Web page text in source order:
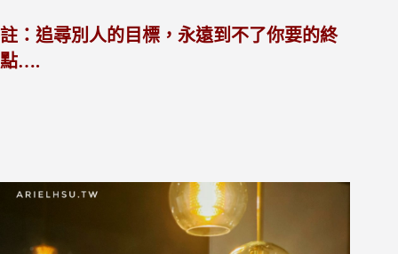
註： 追尋別人的目標，永遠到不了你要的終
點….